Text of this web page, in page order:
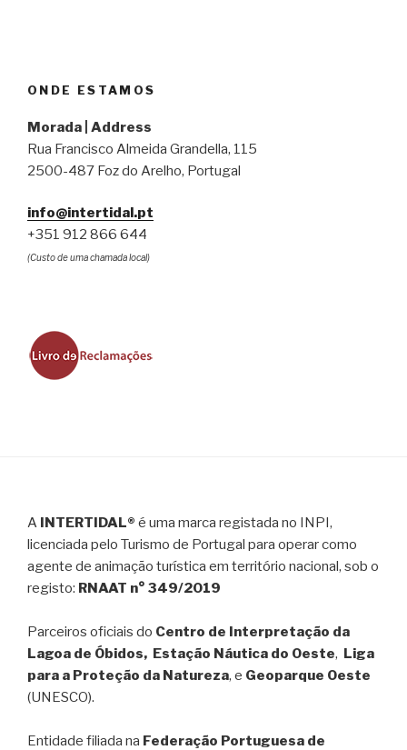
ONDE ESTAMOS
Morada | Address
Rua Francisco Almeida Grandella, 115
2500-487 Foz do Arelho, Portugal
info@intertidal.pt
+351 912 866 644
(Custo de uma chamada local)
A INTERTIDAL® é uma marca registada no INPI,
licenciada pelo Turismo de Portugal para operar como
agente de animação turística em território nacional, sob o
registo: RNAAT n° 349/2019
Parceiros oficiais do Centro de Interpretação da
Lagoa de Óbidos, Estação Náutica do Oeste, Liga
para a Proteção da Natureza, e Geoparque Oeste
(UNESCO).
Entidade filiada na Federação Portuguesa de